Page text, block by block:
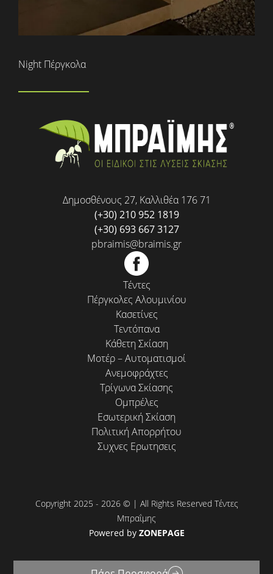
Night Πέργκολα
Δημοσθένους 27, Καλλιθέα 176 71
(+30) 210 952 1819
(+30) 693 667 3127
pbraimis@braimis.gr
Τέντες
Πέργκολες Αλουμινίου
Κασετίνες
Τεντόπανα
Κάθετη Σκίαση
Μοτέρ – Αυτοματισμοί
Ανεμοφράχτες
Τρίγωνα Σκίασης
Ομπρέλες
Εσωτερική Σκίαση
Πολιτική Απορρήτου
Συχνες Ερωτησεις
Copyright 2025 - 2026 © | All Rights Reserved Τέντες
Μπραΐμης
Powered by ZONEPAGE